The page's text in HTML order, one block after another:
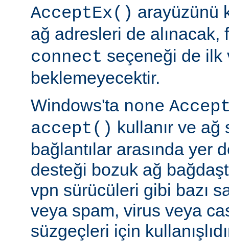
AcceptEx() arayüzünü
ağ adresleri de alınacak,
connect seçeneği de ilk
beklemeyecektir.
Windows'ta none
accept() kullanır ve ağ
bağlantılar arasında yer
desteği bozuk ağ
vpn sürücüleri gibi bazı
veya spam, virus veya
süzgeçleri için